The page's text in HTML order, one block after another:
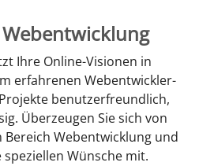
Ihre Online-Visionen in
erfahrenen Webentwickler-
benutzerfreundlich,
Überzeugen Sie sich von
Webentwicklung und
Wünsche mit.